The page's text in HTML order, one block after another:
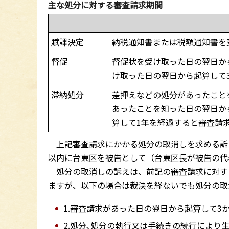
主な処分に対する審査請求期間
賦課決定
納税通知書または税額通知書
督促
督促状を受け取った日の翌日
け取った日の翌日から起算し
滞納処分
差押えなどの処分があったこ
あったことを知った日の翌日
算して1年を経過すると審査請
上記審査請求にかかる処分の取消しを求める
以内に台東区を被告として（台東区長が被告の
処分の取消しの訴えは、前記の審査請求に対
ますが、以下の場合は裁決を経ないでも処分の
1.審査請求があった日の翌日から起算して3
2.処分､処分の執行又は手続きの続行により